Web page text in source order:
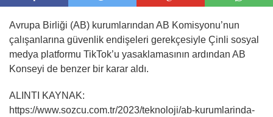
Avrupa Birliği (AB) kurumlarından AB Komisyonu’nun
çalışanlarına güvenlik endişeleri gerekçesiyle Çinli sosyal
medya platformu TikTok’u yasaklamasının ardından AB
Konseyi de benzer bir karar aldı.
ALINTI KAYNAK:
https://www.sozcu.com.tr/2023/teknoloji/ab-kurumlarinda-